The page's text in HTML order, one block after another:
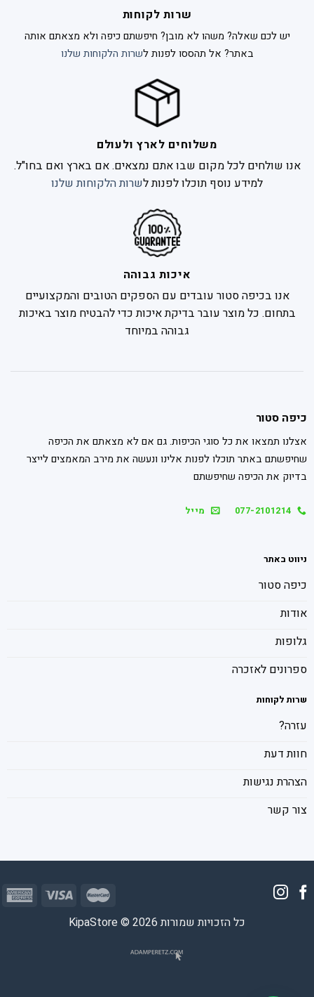
שרות לקוחות
יש לכם שאלה? משהו לא מובן? חיפשתם כיפה ולא מצאתם אותה
באתר? אל תהססו לפנות לשרות הלקוחות שלנו
משלוחים לארץ ולעולם
אנו שולחים לכל מקום שבו אתם נמצאים. אם בארץ ואם בחו"ל.
למידע נוסף תוכלו לפנות לשרות הלקוחות שלנו
איכות גבוהה
אנו בכיפה סטור עובדים עם הספקים הטובים והמקצועיים
בתחום. כל מוצר עובר בדיקת איכות כדי להבטיח מוצר באיכות
גבוהה במיוחד
כיפה סטור
אצלנו תמצאו את כל סוגי הכיפות. גם אם לא מצאתם את הכיפה
שחיפשתם באתר תוכלו לפנות אלינו ונעשה את מירב המאמצים לייצר
בדיוק את הכיפה שחיפשתם
077-2101214 מייל
ניווט באתר
כיפה סטור
אודות
גלופות
ספרונים לאזכרה
שרות לקוחות
עזרה?
חוות דעת
הצהרת נגישות
צור קשר
כל הזכויות שמורות 2026 © KipaStore